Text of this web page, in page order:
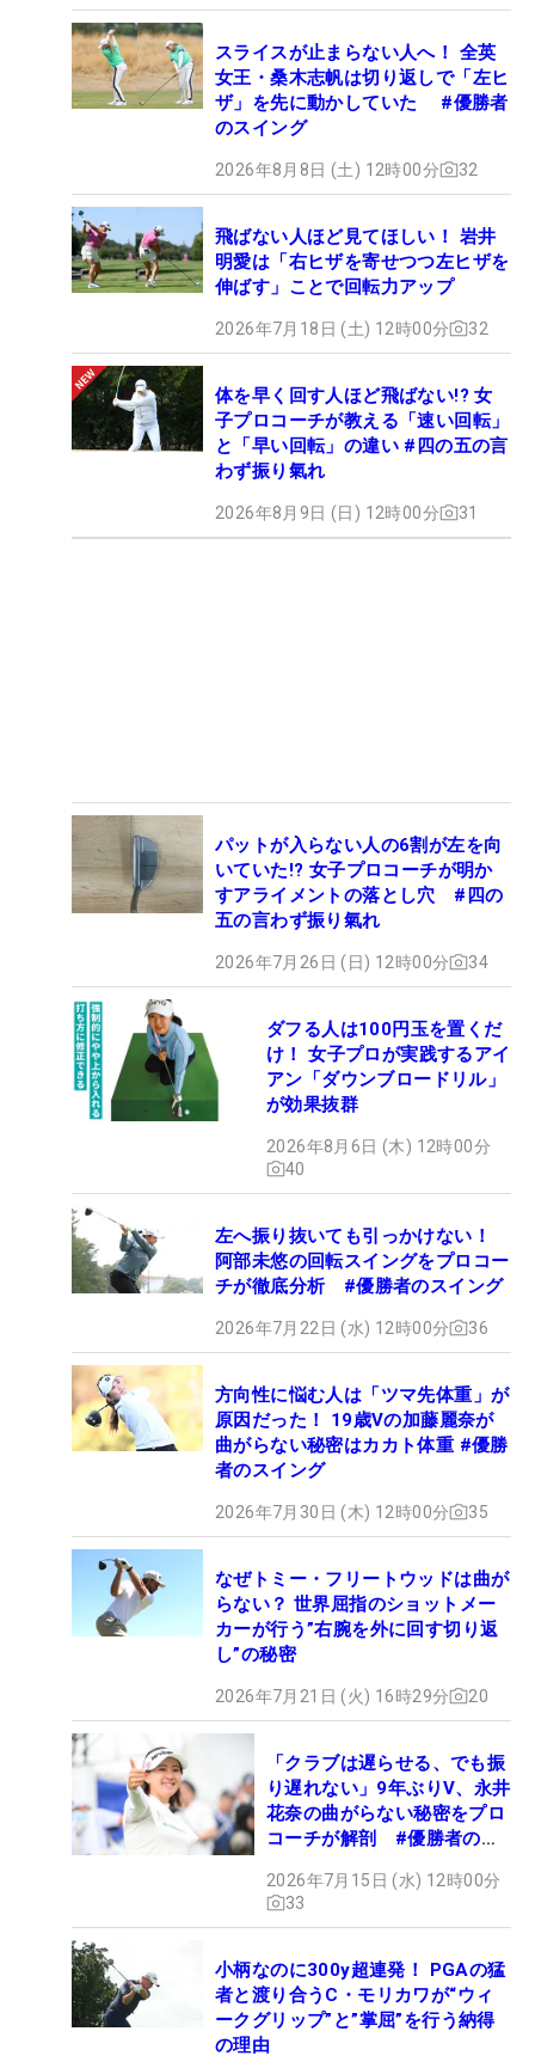
スライスが止まらない人へ！ 全英
女王・桑木志帆は切り返しで「左ヒ
ザ」を先に動かしていた #優勝者
のスイング
2026年8月8日 (土) 12時00分 32
飛ばない人ほど見てほしい！ 岩井
明愛は「右ヒザを寄せつつ左ヒザを
伸ばす」ことで回転力アップ
2026年7月18日 (土) 12時00分 32
体を早く回す人ほど飛ばない!? 女
子プロコーチが教える「速い回転」
と「早い回転」の違い #四の五の言
わず振り氣れ
2026年8月9日 (日) 12時00分 31
パットが入らない人の6割が左を向
いていた!? 女子プロコーチが明か
すアライメントの落とし穴 #四の
五の言わず振り氣れ
2026年7月26日 (日) 12時00分 34
ダフる人は100円玉を置くだ
け！ 女子プロが実践するアイ
アン「ダウンブロードリル」
が効果抜群
2026年8月6日 (木) 12時00分
40
左へ振り抜いても引っかけない！
阿部未悠の回転スイングをプロコー
チが徹底分析 #優勝者のスイング
2026年7月22日 (水) 12時00分 36
方向性に悩む人は「ツマ先体重」が
原因だった！ 19歳Vの加藤麗奈が
曲がらない秘密はカカト体重 #優勝
者のスイング
2026年7月30日 (木) 12時00分 35
なぜトミー・フリートウッドは曲が
らない？ 世界屈指のショットメー
カーが行う”右腕を外に回す切り返
し”の秘密
2026年7月21日 (火) 16時29分 20
「クラブは遅らせる、でも振
り遅れない」9年ぶりV、永井
花奈の曲がらない秘密をプロ
コーチが解剖 #優勝者のス
2026年7月15日 (水) 12時00分
33
小柄なのに300y超連発！ PGAの猛
者と渡り合うC・モリカワが“ウィ
ークグリップ”と”掌屈”を行う納得
の理由